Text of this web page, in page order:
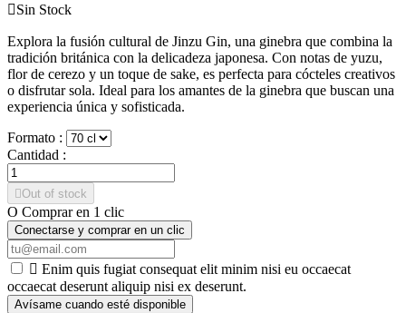
Sin Stock
Explora la fusión cultural de Jinzu Gin, una ginebra que combina la
tradición británica con la delicadeza japonesa. Con notas de yuzu,
flor de cerezo y un toque de sake, es perfecta para cócteles creativos
o disfrutar sola. Ideal para los amantes de la ginebra que buscan una
experiencia única y sofisticada.
Formato :
Cantidad :
Out of stock
O Comprar en 1 clic
Conectarse y comprar en un clic
 Enim quis fugiat consequat elit minim nisi eu occaecat
occaecat deserunt aliquip nisi ex deserunt.
Avísame cuando esté disponible